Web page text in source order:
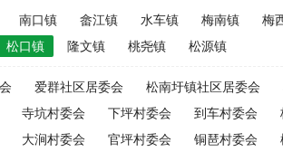
年秋季学期起不再实施） | 中等职业学校国家助
更改为“耕地地力保护补贴”） | 屠宰环节病
地地力保护补贴”） 优质后备母奶牛饲养补
| 政策性家禽、生猪养殖保险保费补贴 |
猪规模化养殖场无害化处理补助
南口镇 畲江镇 水车镇 梅南镇 梅
松口镇 隆文镇 桃尧镇 松源镇
爱群社区居委会 松南圩镇社区居委会
寺坑村委会 下坪村委会 到车村委会
大涧村委会 官坪村委会 铜琶村委会